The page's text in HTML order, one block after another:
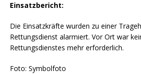
Einsatzbericht:
Die Einsatzkräfte wurden zu einer
Rettungsdienst alarmiert. Vor Ort war
Rettungsdienstes mehr erforderlich.
Foto: Symbolfoto